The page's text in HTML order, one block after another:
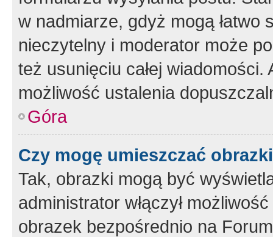
w nadmiarze, gdyż mogą
nieczytelny i moderator może
też usunięciu całej
możliwość ustalenia
Góra
Czy mogę umieszczać
Tak, obrazki mogą być
administrator włączył
obrazek bezpośrednio na